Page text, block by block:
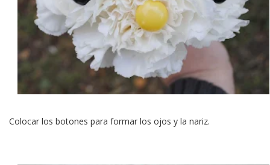
Colocar los botones para formar los ojos y la nariz.